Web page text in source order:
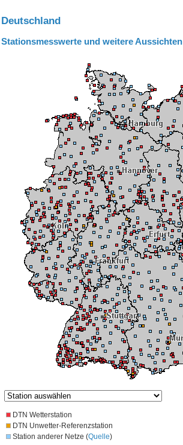
Deutschland
Stationsmesswerte und weitere Aussichten
DTN Wetterstation
DTN Unwetter-Referenzstation
Station anderer Netze (Quelle)